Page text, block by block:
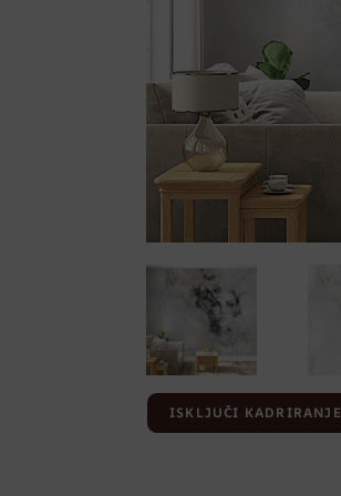
ISKLJUČI KADRIRANJE